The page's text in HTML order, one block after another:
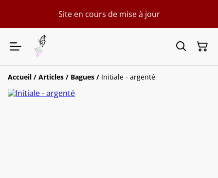
Site en cours de mise à jour
Accueil / Articles / Bagues / Initiale - argenté